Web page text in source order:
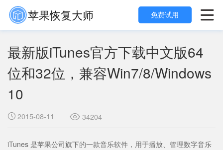
苹果恢复大师 
免费试用
最新版iTunes官方下载中文版64
位和32位，兼容Win7/8/Windows
10
 2015-08-11  34204
iTunes 是苹果公司旗下的一款音乐软件，用于播放、管理数字音乐